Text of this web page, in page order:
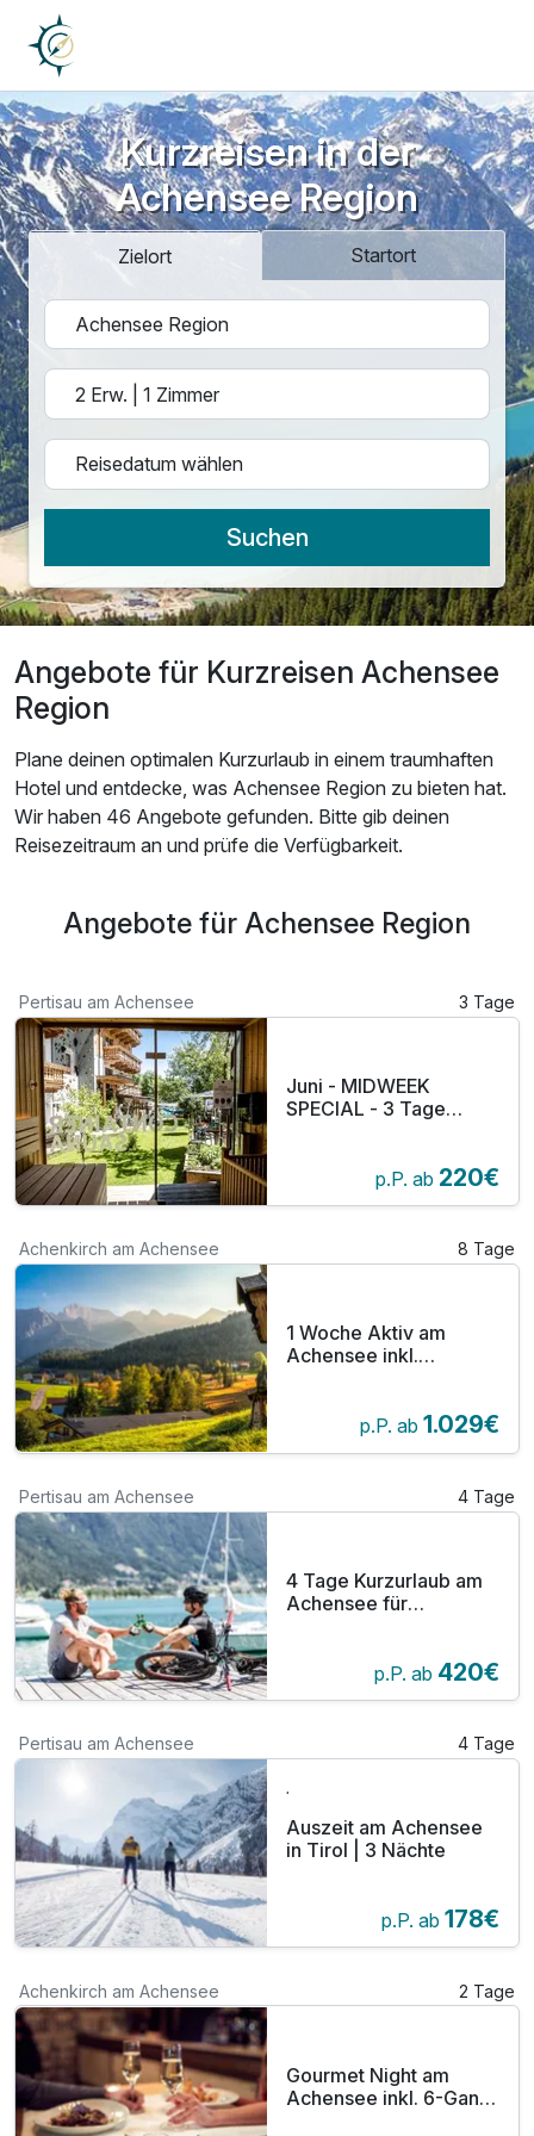
Kurzreisen in der
Achensee Region
Zielort Startort
Suchen
Angebote für Kurzreisen Achensee
Region
Plane deinen optimalen Kurzurlaub in einem traumhaften
Hotel und entdecke, was Achensee Region zu bieten hat.
Wir haben 46 Angebote gefunden. Bitte gib deinen
Reisezeitraum an und prüfe die Verfügbarkeit.
Angebote für Achensee Region
Pertisau am Achensee 3 Tage
Juni - MIDWEEK
SPECIAL - 3 Tage
Saunaliebhaber
p.P. ab 220€
Achenkirch am Achensee 8 Tage
1 Woche Aktiv am
Achensee inkl.
p.P. ab 1.029€
Pertisau am Achensee 4 Tage
4 Tage Kurzurlaub am
Achensee für
p.P. ab 420€
Pertisau am Achensee 4 Tage
Auszeit am Achensee
in Tirol | 3 Nächte
.
p.P. ab 178€
Achenkirch am Achensee 2 Tage
Gourmet Night am
Achensee inkl. 6-Gang